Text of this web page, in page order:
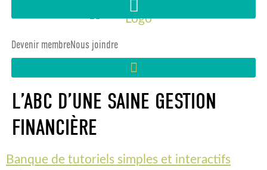
Devenir membreNous joindre
L’ABC D’UNE SAINE GESTION
FINANCIÈRE
Banque de tutoriels simples et interactifs